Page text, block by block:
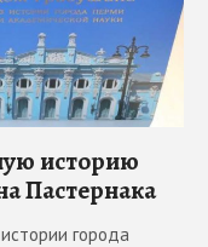
историю
Пастернака
города